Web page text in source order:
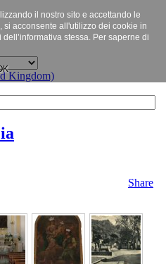
Share
il nostro sito e accettando le
acconsente all'utilizzo dei cookie in
stessa. Per saperne di